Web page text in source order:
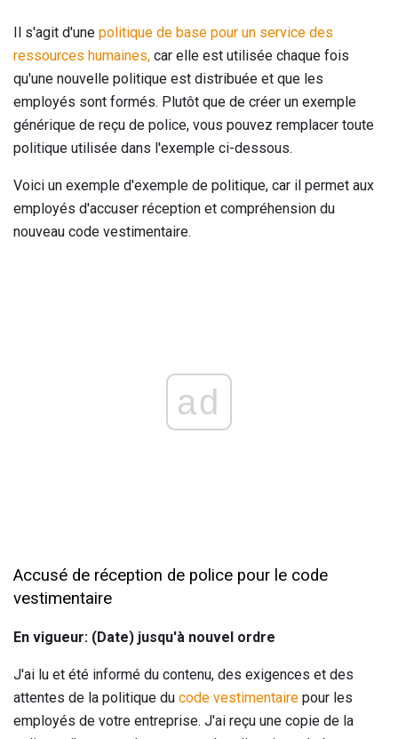
Il s'agit d'une politique de base pour un service des
ressources humaines, car elle est utilisée chaque fois
qu'une nouvelle politique est distribuée et que les
employés sont formés. Plutôt que de créer un exemple
générique de reçu de police, vous pouvez remplacer toute
politique utilisée dans l'exemple ci-dessous.
Voici un exemple d'exemple de politique, car il permet aux
employés d'accuser réception et compréhension du
nouveau code vestimentaire.
ad
Accusé de réception de police pour le code
vestimentaire
En vigueur: (Date) jusqu'à nouvel ordre
J'ai lu et été informé du contenu, des exigences et des
attentes de la politique du code vestimentaire pour les
employés de votre entreprise. J'ai reçu une copie de la